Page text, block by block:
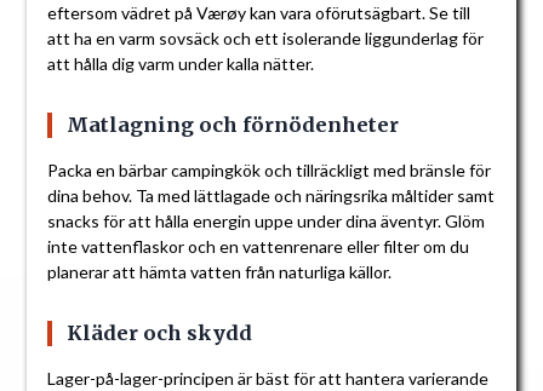
eftersom vädret på Værøy kan vara oförutsägbart. Se till
att ha en varm sovsäck och ett isolerande liggunderlag för
att hålla dig varm under kalla nätter.
Matlagning och förnödenheter
Packa en bärbar campingkök och tillräckligt med bränsle för
dina behov. Ta med lättlagade och näringsrika måltider samt
snacks för att hålla energin uppe under dina äventyr. Glöm
inte vattenflaskor och en vattenrenare eller filter om du
planerar att hämta vatten från naturliga källor.
Kläder och skydd
Lager-på-lager-principen är bäst för att hantera varierande